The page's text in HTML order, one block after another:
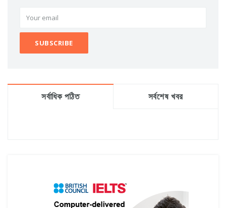
সর্বাধিক পঠিত সর্বশেষ খবর